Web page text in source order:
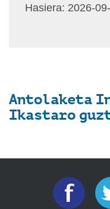
Hasiera: 2026-
Antolaketa
Ikastaro